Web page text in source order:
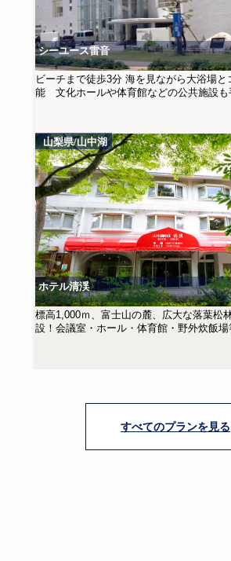
シーユース雷音
ビーチまで徒歩3分 海を見ながら大浴場と
能 文化ホールや体育館などの公共施設も
山梨県/山中湖
ホテル清渓
標高1,000ｍ、富士山の麓、広大な落葉松
設！会議室・ホール・体育館・野外炊飯場
すべてのプランを見る